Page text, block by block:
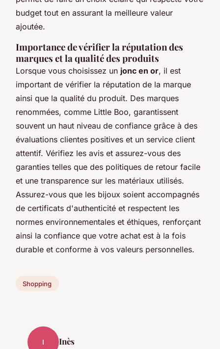
budget tout en assurant la meilleure valeur
ajoutée.
Importance de vérifier la réputation des
marques et la qualité des produits
Lorsque vous choisissez un jonc en or, il est
important de vérifier la réputation de la marque
ainsi que la qualité du produit. Des marques
renommées, comme Little Boo, garantissent
souvent un haut niveau de confiance grâce à des
évaluations clientes positives et un service client
attentif. Vérifiez les avis et assurez-vous des
garanties telles que des politiques de retour facile
et une transparence sur les matériaux utilisés.
Assurez-vous que les bijoux soient accompagnés
de certificats d'authenticité et respectent les
normes environnementales et éthiques, renforçant
ainsi la confiance que votre achat est à la fois
durable et conforme à vos valeurs personnelles.
Shopping
I Inès